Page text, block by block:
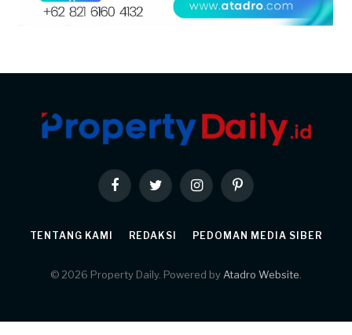
FacebookTwitter InstagramPinterest
TENTANG KAMI REDAKSI PEDOMAN MEDIA SIBER
© 2026 Property Daily. Powered by Atadro Website